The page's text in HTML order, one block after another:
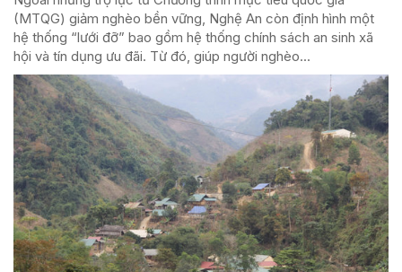
(MTQG) giảm nghèo bền vững, Nghệ An còn định hình một
hệ thống “lưới đỡ” bao gồm hệ thống chính sách an sinh xã
hội và tín dụng ưu đãi. Từ đó, giúp người nghèo...